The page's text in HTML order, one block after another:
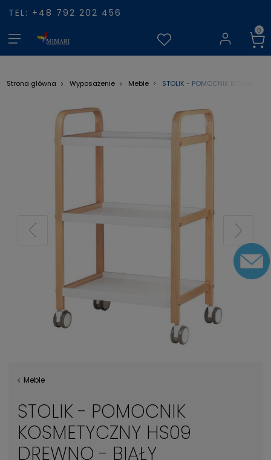
TEL: +48 792 202 456
Strona główna Wyposażenie Meble STOLIK - POMOCNIK
Meble
STOLIK - POMOCNIK
KOSMETYCZNY HS09
DREWNO - BIAŁY